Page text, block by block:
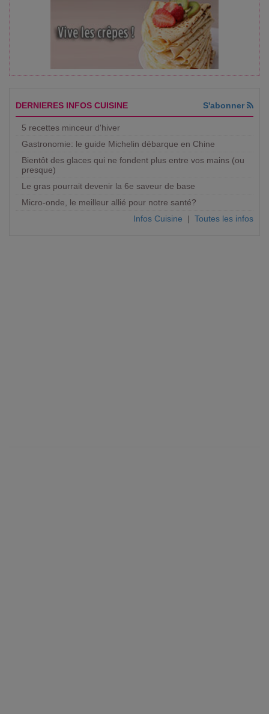
DERNIERES INFOS CUISINE S'abonner
5 recettes minceur d'hiver
Gastronomie: le guide Michelin débarque en Chine
Bientôt des glaces qui ne fondent plus entre vos mains (ou
presque)
Le gras pourrait devenir la 6e saveur de base
Micro-onde, le meilleur allié pour notre santé?
Infos Cuisine | Toutes les infos